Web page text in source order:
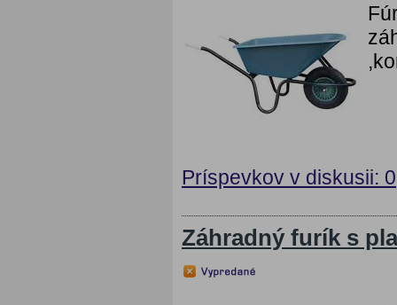
Príspevkov v diskusii: 0
Záhradný furík s